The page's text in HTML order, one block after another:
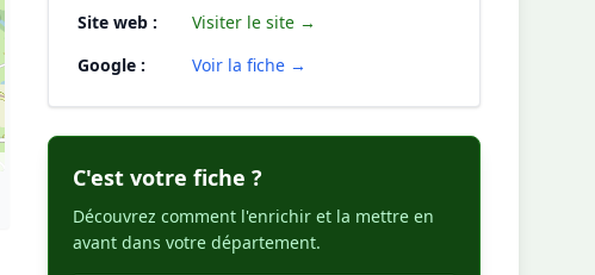
Site web :
Visiter le site →
Google :
Voir la fiche →
C'est votre fiche ?
Découvrez comment l'enrichir et la mettre en
avant dans votre département.